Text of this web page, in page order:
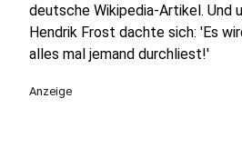
deutsche Wikipedia-Artikel. Und
Hendrik Frost dachte sich: 'Es
alles mal jemand durchliest!'
Anzeige